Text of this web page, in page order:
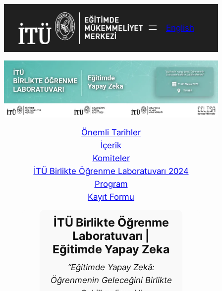
English
Önemli Tarihler
İçerik
Komiteler
İTÜ Birlikte Öğrenme Laboratuvarı 2024
Program
Kayıt Formu
İTÜ Birlikte Öğrenme
Laboratuvarı |
Eğitimde Yapay Zeka
“Eğitimde Yapay Zekâ:
Öğrenmenin Geleceğini Birlikte